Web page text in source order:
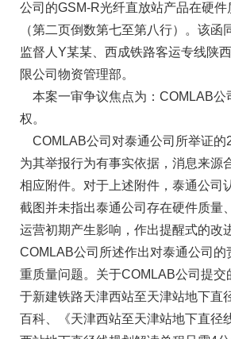
公司的GSM-R光纤直放站产品在硬
（第二页倒数第七至第八行）。该
监督人Y某某、西成铁路客运专线陕
限公司物资管理部。
本案一审争议焦点为：COMLAB公
权。
COMLAB公司对泰通公司所举证的
为其举报行为有事实依据，消息来源
相应附件。对于上述附件，泰通公司
截图并未指出泰通公司存在硬件质量
运营初期产生影响，作出提醒式的改
COMLAB公司所述作出对泰通公司
重质量问题。关于COMLAB公司提
于新建铁路天津西站至天津站地下直
百科、《天津西站至天津站地下直径